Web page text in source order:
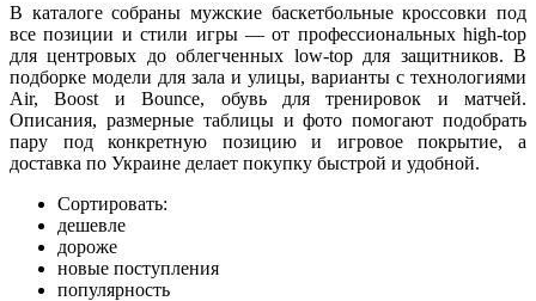
В каталоге собраны мужские баскетбольные кроссовки под
все позиции и стили игры — от профессиональных high-top
для центровых до облегченных low-top для защитников. В
подборке модели для зала и улицы, варианты с технологиями
Air, Boost и Bounce, обувь для тренировок и матчей.
Описания, размерные таблицы и фото помогают подобрать
пару под конкретную позицию и игровое покрытие, а
доставка по Украине делает покупку быстрой и удобной.
Сортировать:
дешевле
дороже
новые поступления
популярность